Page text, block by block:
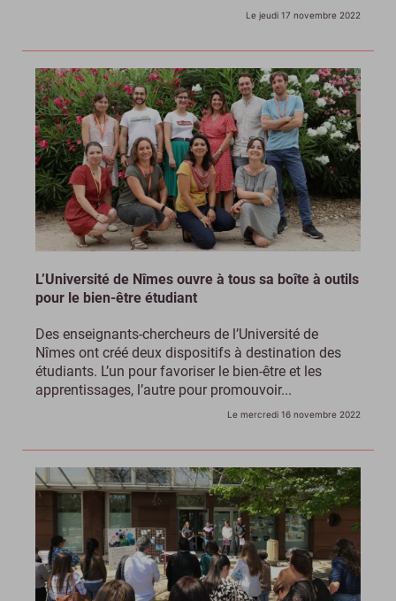
Le jeudi 17 novembre 2022
L’Université de Nîmes ouvre à tous sa boîte à outils
pour le bien-être étudiant
Des enseignants-chercheurs de l’Université de
Nîmes ont créé deux dispositifs à destination des
étudiants. L’un pour favoriser le bien-être et les
apprentissages, l’autre pour promouvoir...
Le mercredi 16 novembre 2022